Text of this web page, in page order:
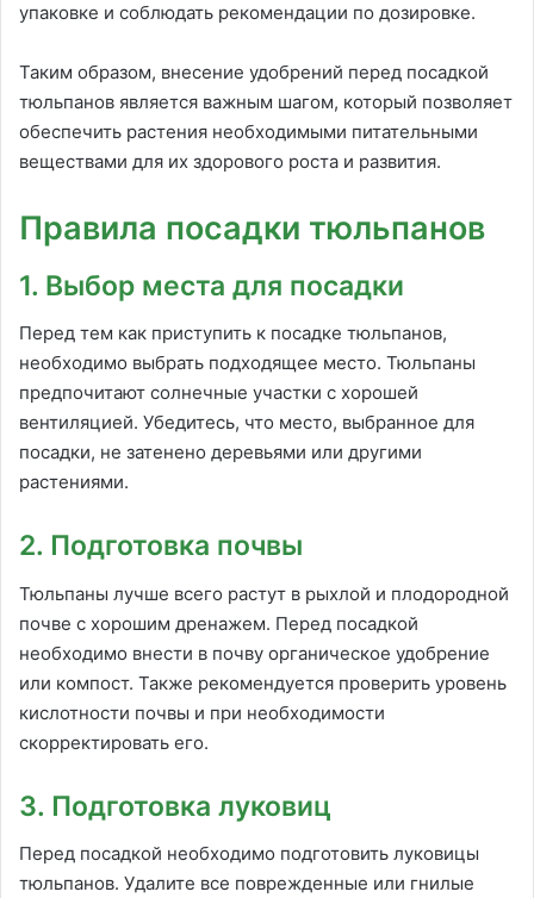
упаковке и соблюдать рекомендации по дозировке.
Таким образом, внесение удобрений перед посадкой
тюльпанов является важным шагом, который позволяет
обеспечить растения необходимыми питательными
веществами для их здорового роста и развития.
Правила посадки тюльпанов
1. Выбор места для посадки
Перед тем как приступить к посадке тюльпанов,
необходимо выбрать подходящее место. Тюльпаны
предпочитают солнечные участки с хорошей
вентиляцией. Убедитесь, что место, выбранное для
посадки, не затенено деревьями или другими
растениями.
2. Подготовка почвы
Тюльпаны лучше всего растут в рыхлой и плодородной
почве с хорошим дренажем. Перед посадкой
необходимо внести в почву органическое удобрение
или компост. Также рекомендуется проверить уровень
кислотности почвы и при необходимости
скорректировать его.
3. Подготовка луковиц
Перед посадкой необходимо подготовить луковицы
тюльпанов. Удалите все поврежденные или гнилые